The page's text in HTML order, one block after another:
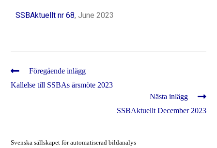
SSBAktuellt nr 68, June 2023
Föregående inlägg
Kallelse till SSBAs årsmöte 2023
Nästa inlägg
SSBAktuellt December 2023
Svenska sällskapet för automatiserad bildanalys